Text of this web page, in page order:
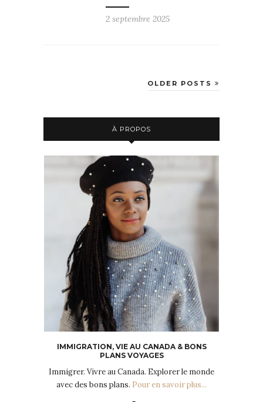
2 septembre 2025
OLDER POSTS
À PROPOS
IMMIGRATION, VIE AU CANADA & BONS
PLANS VOYAGES
Immigrer. Vivre au Canada. Explorer le monde
avec des bons plans. Pour en savoir plus...